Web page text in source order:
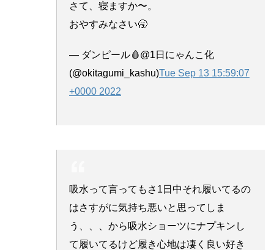
さて、寝ますか〜。
おやすみなさい🥱
— ダンピール🩸@1日にゃんこ化
(@okitagumi_kashu)Tue Sep 13 15:59:07
+0000 2022
吸水って言ってもさ1日中それ履いてるの
はさすがに気持ち悪いと思ってしま
う、、、から吸水ショーツにナプキンし
て履いてるけど履き心地は凄く良い好き